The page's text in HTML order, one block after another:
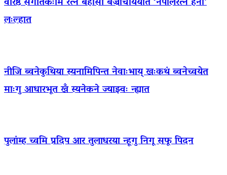
लःल्हात
नीजि ब्वनेकुथिया स्यनामिपिन्त नेवाःभाय् खःकथं ब्वनेच्वयेत
माःगु आधारभूत खँ स्यनेकने ज्याझ्वः न्ह्यात
पुलांम्ह च्वमि प्रदिप आर तुलाधरया न्हूगु निगू सफू पिदन